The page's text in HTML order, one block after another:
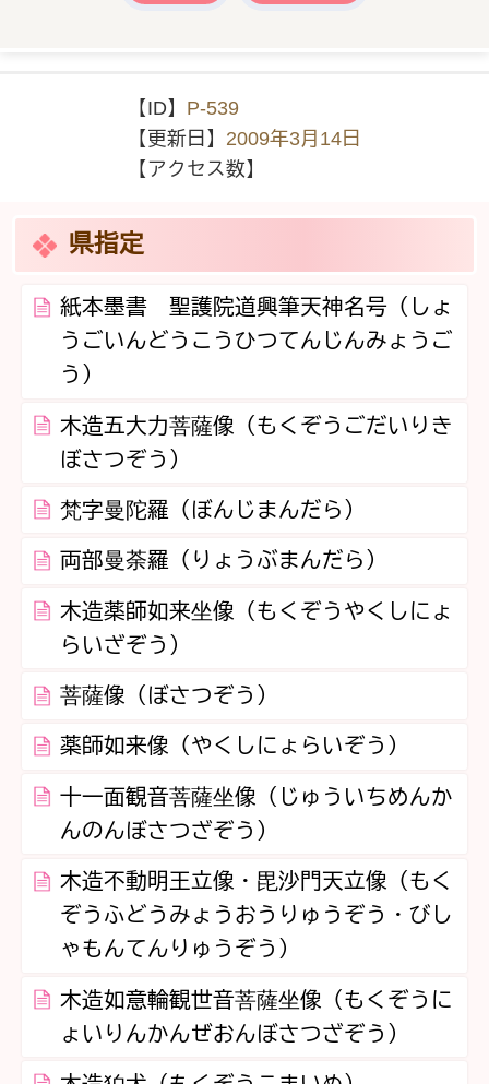
【ID】 P-539
【更新日】 2009年3月14日
【アクセス数】
県指定
紙本墨書 聖護院道興筆天神名号（しょ
うごいんどうこうひつてんじんみょうご
う）
木造五大力菩薩像（もくぞうごだいりき
ぼさつぞう）
梵字曼陀羅（ぼんじまんだら）
両部曼荼羅（りょうぶまんだら）
木造薬師如来坐像（もくぞうやくしにょ
らいざぞう）
菩薩像（ぼさつぞう）
薬師如来像（やくしにょらいぞう）
十一面観音菩薩坐像（じゅういちめんか
んのんぼさつざぞう）
木造不動明王立像・毘沙門天立像（もく
ぞうふどうみょうおうりゅうぞう・びし
ゃもんてんりゅうぞう）
木造如意輪観世音菩薩坐像（もくぞうに
ょいりんかんぜおんぼさつざぞう）